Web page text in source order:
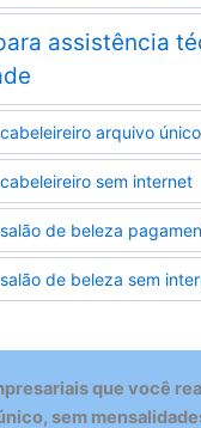
assistência
arquivo único
sem internet
de beleza
de beleza sem
que você
sem